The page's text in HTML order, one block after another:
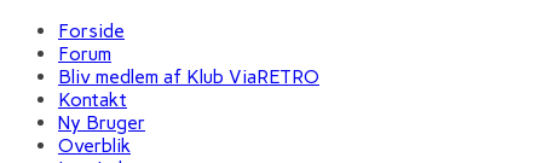
Forside
Forum
Bliv medlem af Klub ViaRETRO
Kontakt
Ny Bruger
Overblik